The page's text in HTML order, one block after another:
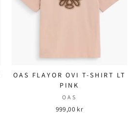
OAS FLAYOR OVI T-SHIRT LT
PINK
OAS
999,00 kr